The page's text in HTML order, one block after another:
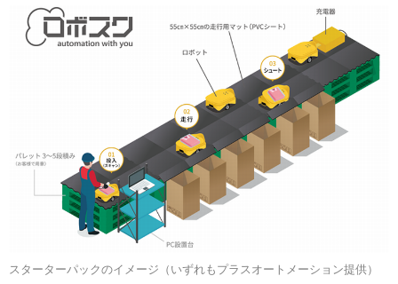
スターターパックのイメージ（いずれもプラスオートメーション提供）